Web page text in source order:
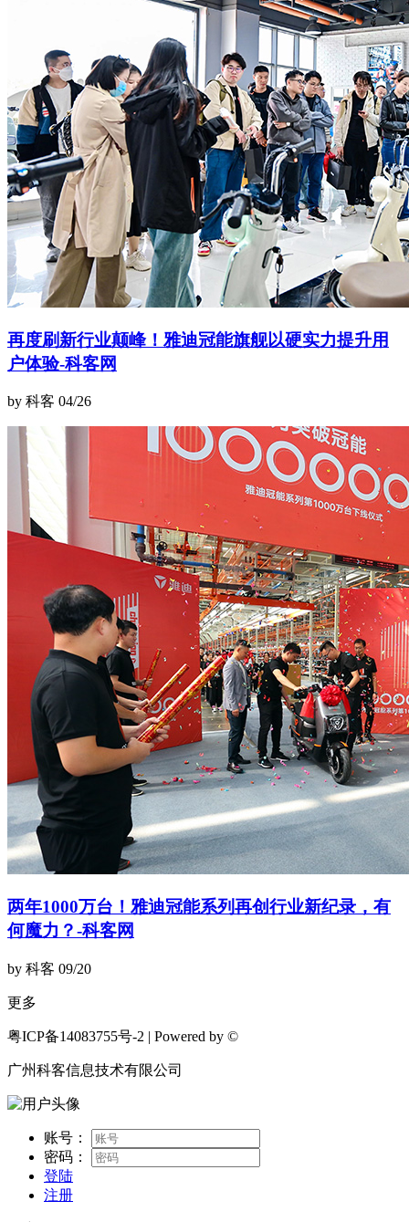
再度刷新行业颠峰！雅迪冠能旗舰以硬实力提升用
户体验-科客网
by 科客 04/26
两年1000万台！雅迪冠能系列再创行业新纪录，有
何魔力？-科客网
by 科客 09/20
更多
粤ICP备14083755号-2 | Powered by ©
广州科客信息技术有限公司
账号：
密码：
登陆
注册